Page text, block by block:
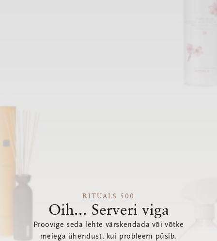
RITUALS 500
Oih... Serveri viga
Proovige seda lehte värskendada või võtke
meiega ühendust, kui probleem püsib.